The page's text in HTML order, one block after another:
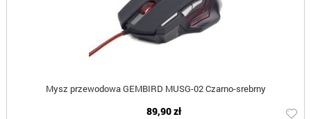
Mysz przewodowa GEMBIRD MUSG-02 Czarno-srebrny
89,90 zł